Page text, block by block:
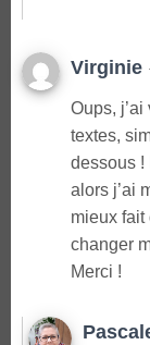
Virginie
Oups,
textes,
dessous !
alors j’ai
mieux
changer
Merci !